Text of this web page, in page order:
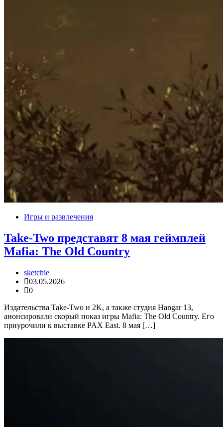
Игры и развлечения
Take-Two представят 8 мая геймплей
Mafia: The Old Country
sketchie
03.05.2026
0
Издательства Take-Two и 2K, а также студия Hangar 13,
анонсировали скорый показ игры Mafia: The Old Country. Его
приурочили к выставке PAX East. 8 мая […]